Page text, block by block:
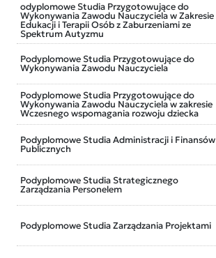
odyplomowe Studia Przygotowujące do
Wykonywania Zawodu Nauczyciela w Zakresie
Edukacji i Terapii Osób z Zaburzeniami ze
Spektrum Autyzmu
Podyplomowe Studia Przygotowujące do
Wykonywania Zawodu Nauczyciela
Podyplomowe Studia Przygotowujące do
Wykonywania Zawodu Nauczyciela w zakresie
Wczesnego wspomagania rozwoju dziecka
Podyplomowe Studia Administracji i Finansów
Publicznych
Podyplomowe Studia Strategicznego
Zarządzania Personelem
Podyplomowe Studia Zarządzania Projektami